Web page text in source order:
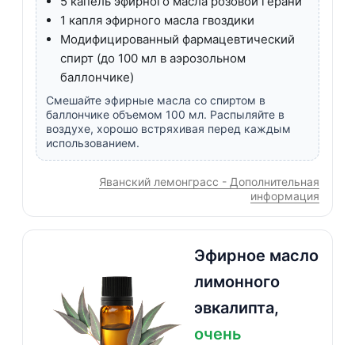
1 капля эфирного масла гвоздики
Модифицированный фармацевтический
спирт (до 100 мл в аэрозольном
баллончике)
Смешайте эфирные масла со спиртом в
баллончике объемом 100 мл. Распыляйте в
воздухе, хорошо встряхивая перед каждым
использованием.
Яванский лемонграсс - Дополнительная
информация
Эфирное масло
лимонного
эвкалипта,
очень